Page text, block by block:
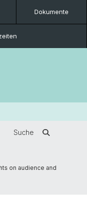
Dokumente
Suche
on audience and